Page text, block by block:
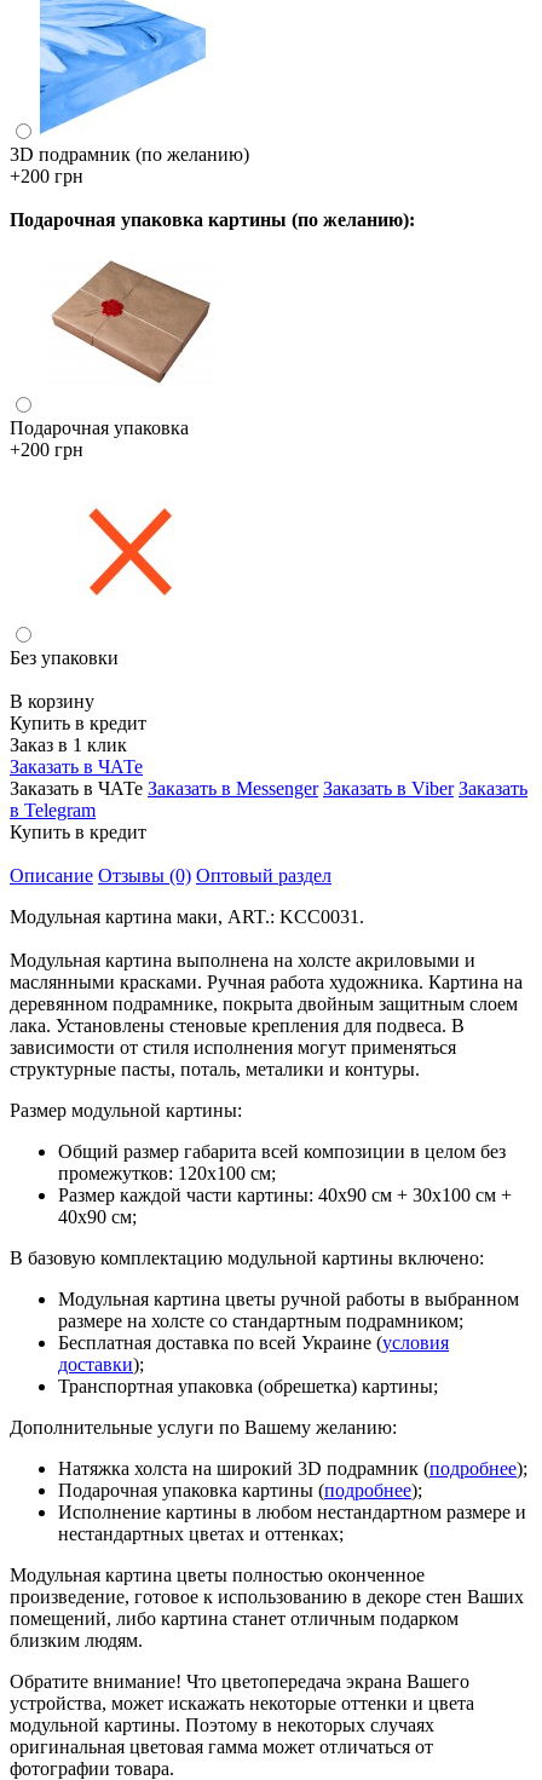
3D подрамник (по желанию)
+200 грн
Подарочная упаковка картины (по желанию):
Подарочная упаковка
+200 грн
Без упаковки
В корзину
Купить в кредит
Заказ в 1 клик
Заказать в ЧАТе
Заказать в ЧАТе Заказать в Messenger Заказать в Viber Заказать
в Telegram
Купить в кредит
Описание Отзывы (0) Оптовый раздел
Модульная картина маки, ART.: KCC0031.
Модульная картина выполнена на холсте акриловыми и
маслянными красками. Ручная работа художника. Картина на
деревянном подрамнике, покрыта двойным защитным слоем
лака. Установлены стеновые крепления для подвеса. В
зависимости от стиля исполнения могут применяться
структурные пасты, поталь, металики и контуры.
Размер модульной картины:
Общий размер габарита всей композиции в целом без
промежутков: 120х100 см;
Размер каждой части картины: 40х90 см + 30х100 см +
40х90 см;
В базовую комплектацию модульной картины включено:
Модульная картина цветы ручной работы в выбранном
размере на холсте со стандартным подрамником;
Бесплатная доставка по всей Украине (условия
доставки);
Транспортная упаковка (обрешетка) картины;
Дополнительные услуги по Вашему желанию:
Натяжка холста на широкий 3D подрамник (подробнее);
Подарочная упаковка картины (подробнее);
Исполнение картины в любом нестандартном размере и
нестандартных цветах и оттенках;
Модульная картина цветы полностью оконченное
произведение, готовое к использованию в декоре стен Ваших
помещений, либо картина станет отличным подарком
близким людям.
Обратите внимание! Что цветопередача экрана Вашего
устройства, может искажать некоторые оттенки и цвета
модульной картины. Поэтому в некоторых случаях
оригинальная цветовая гамма может отличаться от
фотографии товара.